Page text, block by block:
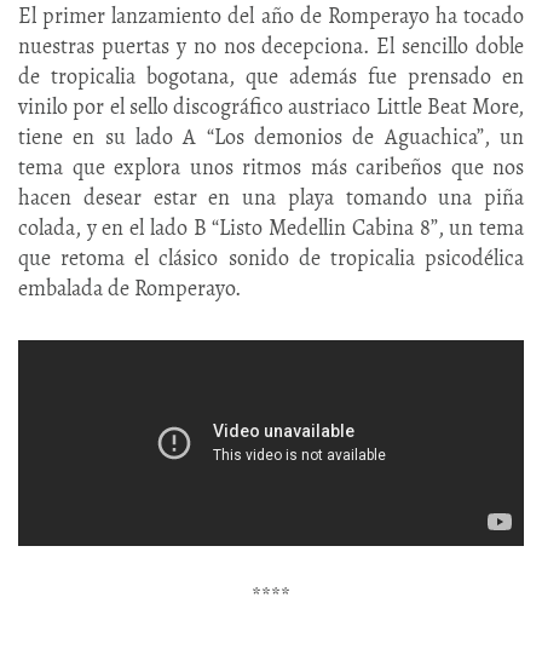
El primer lanzamiento del año de Romperayo ha tocado
nuestras puertas y no nos decepciona. El sencillo doble
de tropicalia bogotana, que además fue prensado en
vinilo por el sello discográfico austriaco Little Beat More,
tiene en su lado A “Los demonios de Aguachica”, un
tema que explora unos ritmos más caribeños que nos
hacen desear estar en una playa tomando una piña
colada, y en el lado B “Listo Medellin Cabina 8”, un tema
que retoma el clásico sonido de tropicalia psicodélica
embalada de Romperayo.
****